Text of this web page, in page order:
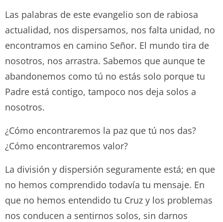
Las palabras de este evangelio son de rabiosa
actualidad, nos dispersamos, nos falta unidad, no
encontramos en camino Señor. El mundo tira de
nosotros, nos arrastra. Sabemos que aunque te
abandonemos como tú no estás solo porque tu
Padre está contigo, tampoco nos deja solos a
nosotros.
¿Cómo encontraremos la paz que tú nos das?
¿Cómo encontraremos valor?
La división y dispersión seguramente está; en que
no hemos comprendido todavía tu mensaje. En
que no hemos entendido tu Cruz y los problemas
nos conducen a sentirnos solos, sin darnos